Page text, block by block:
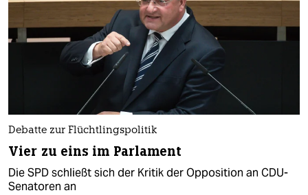
Debatte zur Flüchtlingspolitik
Vier zu eins im Parlament
Die SPD schließt sich der Kritik der Opposition an CDU-
Senatoren an